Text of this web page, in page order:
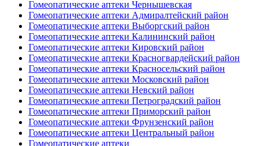
Гомеопатические аптеки Чернышевская
Гомеопатические аптеки Адмиралтейский район
Гомеопатические аптеки Выборгский район
Гомеопатические аптеки Калининский район
Гомеопатические аптеки Кировский район
Гомеопатические аптеки Красногвардейский район
Гомеопатические аптеки Красносельский район
Гомеопатические аптеки Московский район
Гомеопатические аптеки Невский район
Гомеопатические аптеки Петроградский район
Гомеопатические аптеки Приморский район
Гомеопатические аптеки Фрунзенский район
Гомеопатические аптеки Центральный район
Гомеопатические аптеки